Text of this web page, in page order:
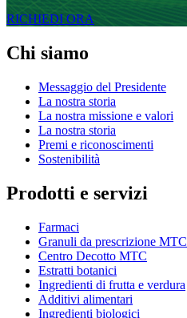
RICHIEDI ORA
Chi siamo
Messaggio del Presidente
La nostra storia
La nostra missione e valori
La nostra storia
Premi e riconoscimenti
Sostenibilità
Prodotti e servizi
Farmaci
Granuli da prescrizione MTC
Centro Decotto MTC
Estratti botanici
Ingredienti di frutta e verdura
Additivi alimentari
Ingredienti biologici